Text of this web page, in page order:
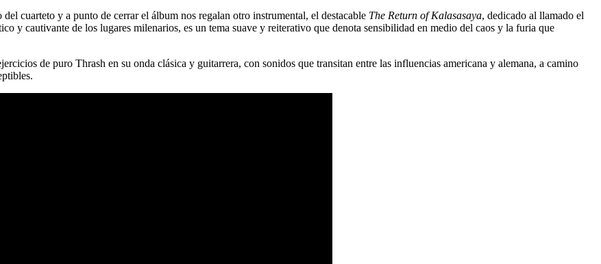
cuarteto y a punto de cerrar el álbum nos regalan otro instrumental, el destacable The Return of Kalasasaya, dedicado al llamado el
y cautivante de los lugares milenarios, es un tema suave y reiterativo que denota sensibilidad en medio del caos y la furia que
de puro Thrash en su onda clásica y guitarrera, con sonidos que transitan entre las influencias americana y alemana, a camino